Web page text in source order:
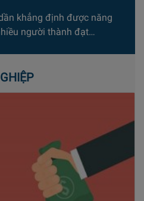
khẳng định được năng
người thành đạt…